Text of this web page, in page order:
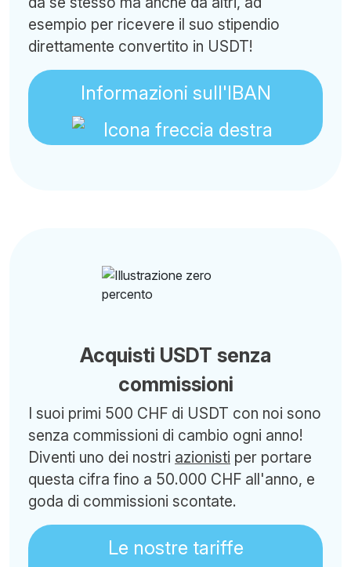
esempio per ricevere il suo stipendio
direttamente convertito in USDT!
Informazioni sull'IBAN
Acquisti USDT senza
commissioni
I suoi primi 500 CHF di USDT con noi sono
senza commissioni di cambio ogni anno!
Diventi uno dei nostri azionisti per portare
questa cifra fino a 50.000 CHF all'anno, e
goda di commissioni scontate.
Le nostre tariffe